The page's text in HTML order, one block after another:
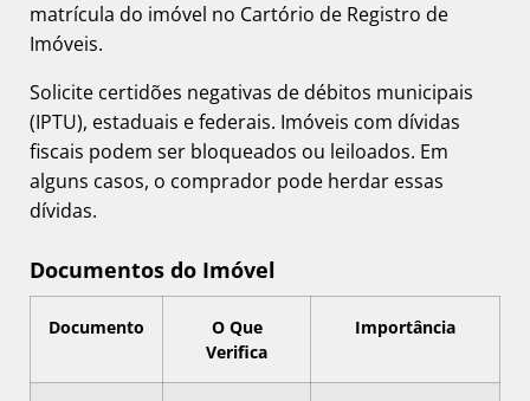
matrícula do imóvel no Cartório de Registro de
Imóveis.
Solicite certidões negativas de débitos municipais
(IPTU), estaduais e federais. Imóveis com dívidas
fiscais podem ser bloqueados ou leiloados. Em
alguns casos, o comprador pode herdar essas
dívidas.
Documentos do Imóvel
Documento
O Que
Verifica
Importância